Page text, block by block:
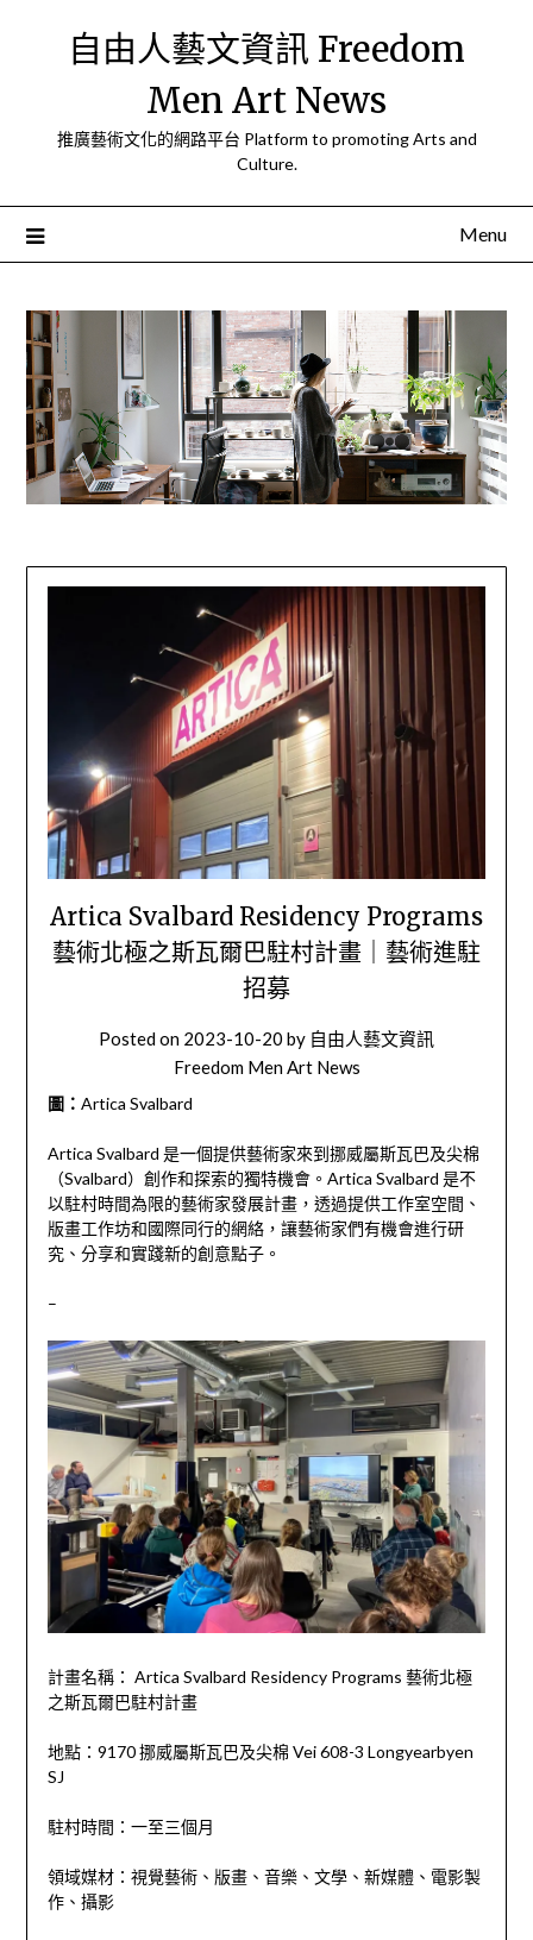
自由人藝文資訊 Freedom
Men Art News
推廣藝術文化的網路平台 Platform to promoting Arts and
Culture.
Menu
Artica Svalbard Residency Programs
藝術北極之斯瓦爾巴駐村計畫｜藝術進駐
招募
Posted on 2023-10-20 by 自由人藝文資訊
Freedom Men Art News
圖： Artica Svalbard
Artica Svalbard 是一個提供藝術家來到挪威屬斯瓦巴及尖棉
（Svalbard）創作和探索的獨特機會。Artica Svalbard 是不
以駐村時間為限的藝術家發展計畫，透過提供工作室空間、
版畫工作坊和國際同行的網絡，讓藝術家們有機會進行研
究、分享和實踐新的創意點子。
–
計畫名稱： Artica Svalbard Residency Programs 藝術北極
之斯瓦爾巴駐村計畫
地點：9170 挪威屬斯瓦巴及尖棉 Vei 608-3 Longyearbyen
SJ
駐村時間：一至三個月
領域媒材：視覺藝術、版畫、音樂、文學、新媒體、電影製
作、攝影